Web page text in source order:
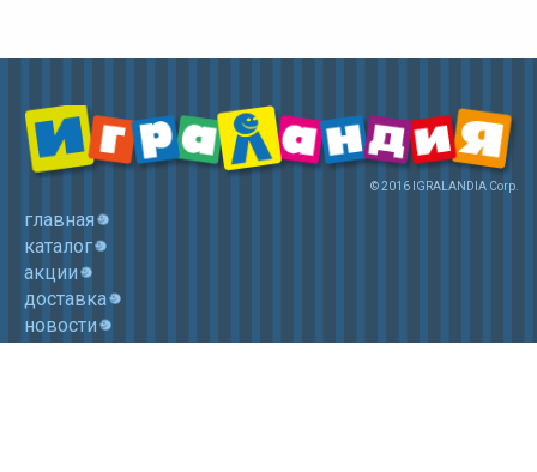
© 2016 IGRALANDIA Corp.
главная
каталог
акции
доставка
новости